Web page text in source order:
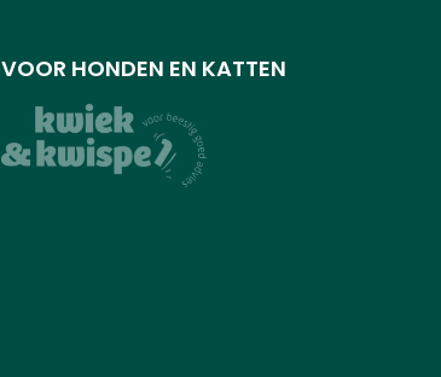
VOOR HONDEN EN KATTEN